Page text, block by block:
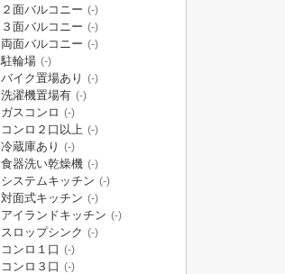
２面バルコニー (-)
３面バルコニー (-)
両面バルコニー (-)
駐輪場 (-)
バイク置場あり (-)
洗濯機置場有 (-)
ガスコンロ (-)
コンロ２口以上 (-)
冷蔵庫あり (-)
食器洗い乾燥機 (-)
システムキッチン (-)
対面式キッチン (-)
アイランドキッチン (-)
スロップシンク (-)
コンロ１口 (-)
コンロ３口 (-)